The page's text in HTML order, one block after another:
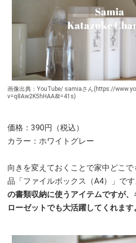
画像出典：YouTube/ samiaさん(https://
v=q8Aw2K5hHAA&t=41s)
価格：390円（税込）
カラー：ホワイトグレー
向きを変えておくことで家中どこ
品「ファイルボックス（A4）」です
の書類収納に使うアイテムですが
ローゼットでも大活躍してくれます